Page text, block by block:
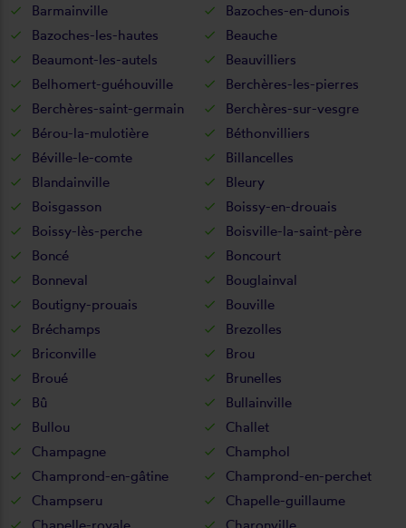
Barmainville
Bazoches-en-dunois
Bazoches-les-hautes
Beauche
Beaumont-les-autels
Beauvilliers
Belhomert-guéhouville
Berchères-les-pierres
Berchères-saint-germain
Berchères-sur-vesgre
Bérou-la-mulotière
Béthonvilliers
Béville-le-comte
Billancelles
Blandainville
Bleury
Boisgasson
Boissy-en-drouais
Boissy-lès-perche
Boisville-la-saint-père
Boncé
Boncourt
Bonneval
Bouglainval
Boutigny-prouais
Bouville
Bréchamps
Brezolles
Briconville
Brou
Broué
Brunelles
Bû
Bullainville
Bullou
Challet
Champagne
Champhol
Champrond-en-gâtine
Champrond-en-perchet
Champseru
Chapelle-guillaume